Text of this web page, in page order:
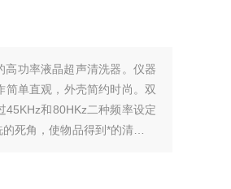
功率液晶超声清洗器。仪器
单直观，外壳简约时尚。双
45KHz和80HKz二种频率设定
死角，使物品得到*的清洗，